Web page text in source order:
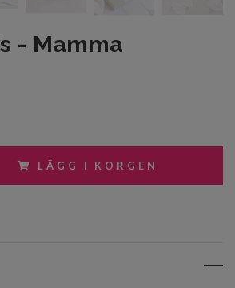
- Mamma
LÄGG I KORGEN